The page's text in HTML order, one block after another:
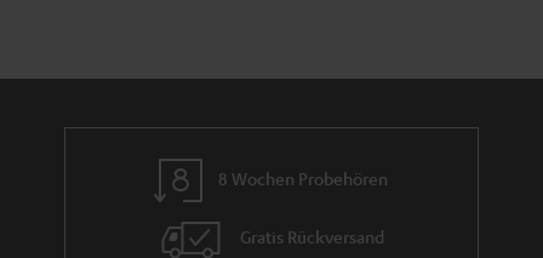
8 Wochen Probehören
Gratis Rückversand